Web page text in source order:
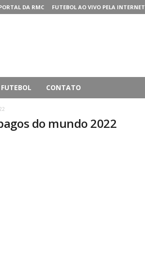
DA RMC FUTEBOL AO VIVO PELA INTERNET
FUTEBOL CONTATO
do mundo 2022